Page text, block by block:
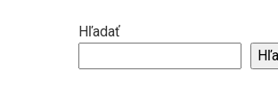
Hľadať